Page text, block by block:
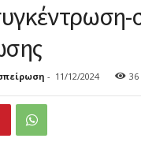
- 11/12/2024 36